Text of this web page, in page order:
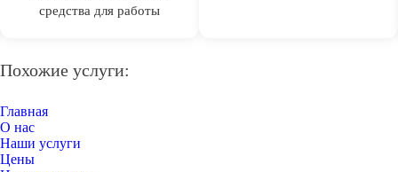
средства для работы
Похожие услуги:
Главная
О нас
Наши услуги
Цены